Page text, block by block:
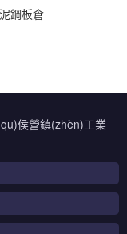
鋼板倉
侯營鎮(zhèn)工業